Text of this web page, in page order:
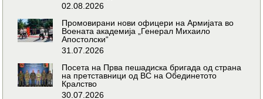
02.08.2026
Промовирани нови офицери на Армијата во
Воената академија „Генерал Михаило
Апостолски“
31.07.2026
Посета на Прва пешадиска бригада од страна
на претставници од ВС на Обединетото
Кралство
30.07.2026